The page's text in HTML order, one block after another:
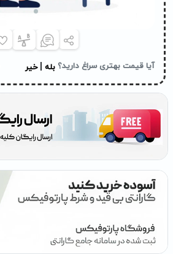
آیا قیمت بهتری سراغ دارید؟ بله خیر